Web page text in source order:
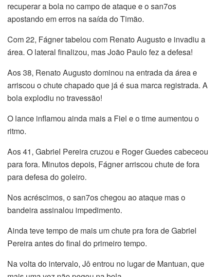
recuperar a bola no campo de ataque e o san7os
apostando em erros na saída do Timão.
Com 22, Fágner tabelou com Renato Augusto e invadiu a
área. O lateral finalizou, mas João Paulo fez a defesa!
Aos 38, Renato Augusto dominou na entrada da área e
arriscou o chute chapado que já é sua marca registrada. A
bola explodiu no travessão!
O lance inflamou ainda mais a Fiel e o time aumentou o
ritmo.
Aos 41, Gabriel Pereira cruzou e Roger Guedes cabeceou
para fora. Minutos depois, Fágner arriscou chute de fora
para defesa do goleiro.
Nos acréscimos, o san7os chegou ao ataque mas o
bandeira assinalou impedimento.
Ainda teve tempo de mais um chute pra fora de Gabriel
Pereira antes do final do primeiro tempo.
Na volta do intervalo, Jô entrou no lugar de Mantuan, que